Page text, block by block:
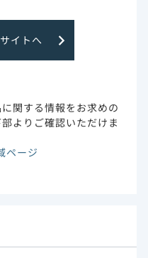
59: 101991.
性 安全性
イトへ
関する情報をお求めの
よりご確認いただけま
ページ